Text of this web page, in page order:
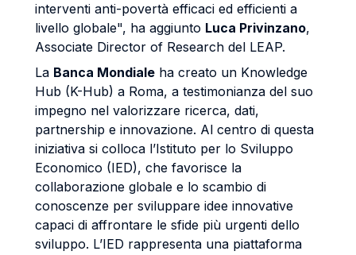
interventi anti-povertà efficaci ed efficienti a
livello globale", ha aggiunto Luca Privinzano,
Associate Director of Research del LEAP.
La Banca Mondiale ha creato un Knowledge
Hub (K-Hub) a Roma, a testimonianza del suo
impegno nel valorizzare ricerca, dati,
partnership e innovazione. Al centro di questa
iniziativa si colloca l’Istituto per lo Sviluppo
Economico (IED), che favorisce la
collaborazione globale e lo scambio di
conoscenze per sviluppare idee innovative
capaci di affrontare le sfide più urgenti dello
sviluppo. L’IED rappresenta una piattaforma